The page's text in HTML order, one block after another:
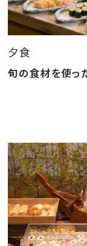
――――――――――――――――――――――
「湯めぐりの
すめポイントを
詳細はこちらを
和洋バイキング
※基本17時30分
※ご夕食の開始
※ご夕食時間は
≪夕食時追加料
夕食
旬の食材を使っ